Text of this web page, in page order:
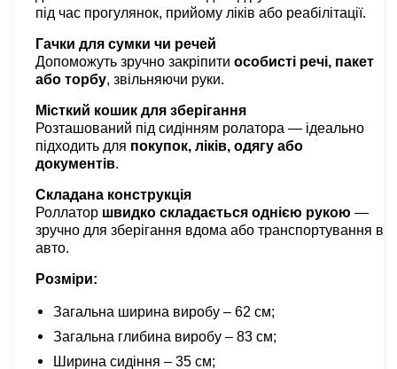
під час прогулянок, прийому ліків або реабілітації.
Гачки для сумки чи речей
Допоможуть зручно закріпити особисті речі, пакет
або торбу, звільняючи руки.
Місткий кошик для зберігання
Розташований під сидінням ролатора — ідеально
підходить для покупок, ліків, одягу або
документів.
Складана конструкція
Роллатор швидко складається однією рукою —
зручно для зберігання вдома або транспортування в
авто.
Розміри:
Загальна ширина виробу – 62 см;
Загальна глибина виробу – 83 см;
Ширина сидіння – 35 см;